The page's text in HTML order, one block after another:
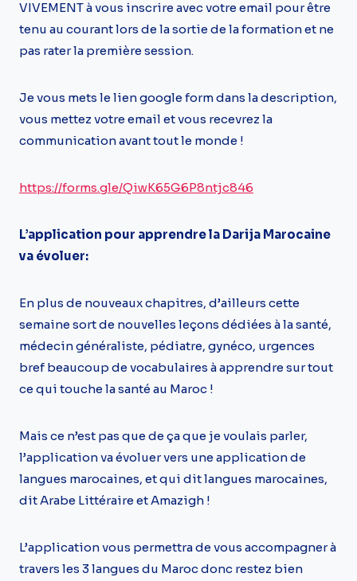
VIVEMENT à vous inscrire avec votre email pour être
tenu au courant lors de la sortie de la formation et ne
pas rater la première session.
Je vous mets le lien google form dans la description,
vous mettez votre email et vous recevrez la
communication avant tout le monde !
https://forms.gle/QiwK65G6P8ntjc846
L’application pour apprendre la Darija Marocaine
va évoluer:
En plus de nouveaux chapitres, d’ailleurs cette
semaine sort de nouvelles leçons dédiées à la santé,
médecin généraliste, pédiatre, gynéco, urgences
bref beaucoup de vocabulaires à apprendre sur tout
ce qui touche la santé au Maroc !
Mais ce n’est pas que de ça que je voulais parler,
l’application va évoluer vers une application de
langues marocaines, et qui dit langues marocaines,
dit Arabe Littéraire et Amazigh !
L’application vous permettra de vous accompagner à
travers les 3 langues du Maroc donc restez bien